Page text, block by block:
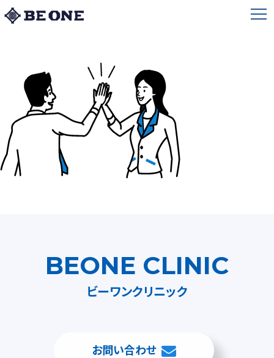
BEONE CLINIC
ビーワンクリニック
お問い合わせ